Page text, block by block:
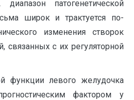
патогенетической
широк и трактуется по-
изменения створок
связанных с их регуляторной
функции левого желудочка
фактором у